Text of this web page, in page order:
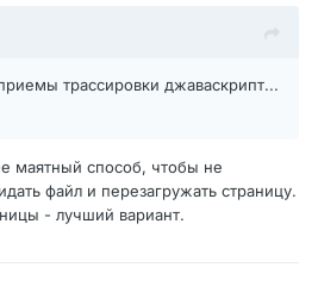
трассировки джаваскрипт...
маятный способ, чтобы не
файл и перезагружать страницу.
- лучший вариант.